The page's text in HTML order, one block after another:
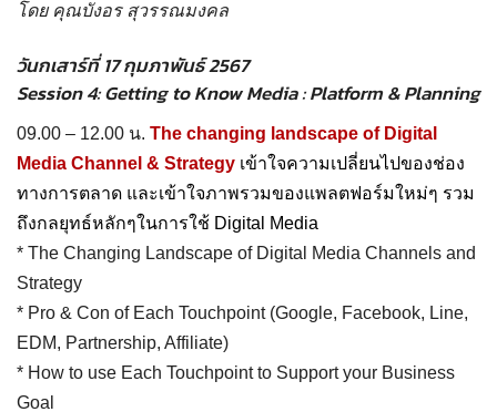
โดย คุณบังอร สุวรรณมงคล
วันกเสาร์ที่ 17 กุมภาพันธ์ 2567
Session 4: Getting to Know Media : Platform & Planning
09.00 – 12.00 น. The changing landscape of Digital
Media Channel & Strategy เข้าใจความเปลี่ยนไปของช่อง
ทางการตลาด และเข้าใจภาพรวมของแพลตฟอร์มใหม่ๆ รวม
ถึงกลยุทธ์หลักๆในการใช้ Digital Media
* The Changing Landscape of Digital Media Channels and
Strategy
* Pro & Con of Each Touchpoint (Google, Facebook, Line,
EDM, Partnership, Affiliate)
* How to use Each Touchpoint to Support your Business
Goal